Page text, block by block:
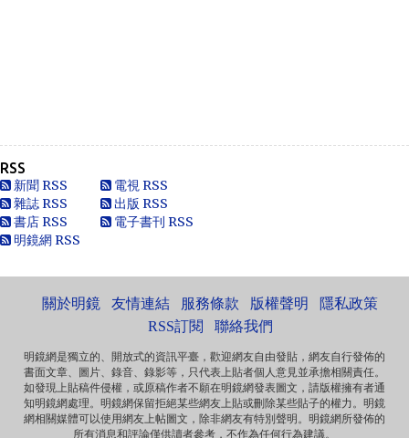
Anonymous
別太自信，自以為是華夏血統，可能只是蒙人，看人看歷史
要客觀些，不是前朝無能，也用不了割.你還有看看這...
黄永南
非华夏民族！坚决反对英香港纳入中国版图，有辱华夏...
Marlymhihi
面向大海，春暖花开 ...
Anonymous
《海葬 · 爱的归宿》 冰一样激烈的爱 黑一样遥远的爱 海一样
深沉的爱 天一样高广的爱 一个丈夫对妻...
RSS
新聞 RSS
電視 RSS
雜誌 RSS
出版 RSS
書店 RSS
電子書刊 RSS
明鏡網 RSS
關於明鏡 友情連結 服務條款 版權聲明
隱私政策
RSS訂閱
聯絡我們
明鏡網是獨立的、開放式的資訊平臺，歡迎網友自由發貼，網友自行發佈的
書面文章、圖片、錄音、錄影等，只代表上貼者個人意見並承擔相關責任。
如發現上貼稿件侵權，或原稿作者不願在明鏡網發表圖文，請版權擁有者通
知明鏡網處理。明鏡網保留拒絕某些網友上貼或刪除某些貼子的權力。明鏡
網相關媒體可以使用網友上帖圖文，除非網友有特別聲明。明鏡網所發佈的
所有消息和評論僅供讀者參考，不作為任何行為建議。